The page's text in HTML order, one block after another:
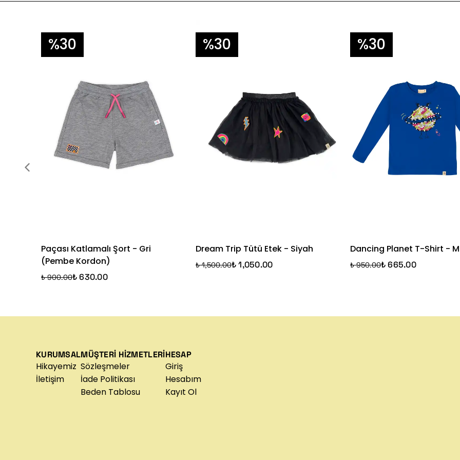
%30
Paçası Katlamalı Şort - Gri
(Pembe Kordon)
₺ 900.00₺ 630.00
%30
Dream Trip Tütü Etek - Siyah
₺ 1,500.00₺ 1,050.00
%30
Dancing Planet T-Shirt -
₺ 950.00₺ 665.00
KURUMSAL
Hikayemiz
İletişim
MÜŞTERİ HİZMETLERİ
Sözleşmeler
İade Politikası
Beden Tablosu
HESAP
Giriş
Hesabım
Kayıt Ol